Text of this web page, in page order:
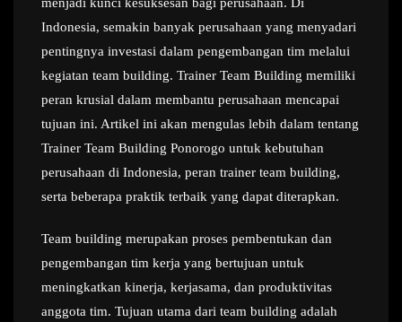
Indonesia, semakin banyak perusahaan yang menyadari
pentingnya investasi dalam pengembangan tim melalui
kegiatan team building. Trainer Team Building memiliki
peran krusial dalam membantu perusahaan mencapai
tujuan ini. Artikel ini akan mengulas lebih dalam tentang
Trainer Team Building Ponorogo untuk kebutuhan
perusahaan di Indonesia, peran trainer team building,
serta beberapa praktik terbaik yang dapat diterapkan.
Team building merupakan proses pembentukan dan
pengembangan tim kerja yang bertujuan untuk
meningkatkan kinerja, kerjasama, dan produktivitas
anggota tim. Tujuan utama dari team building adalah